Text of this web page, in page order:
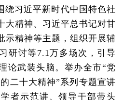
绕习近平新时代中国特色社
大精神、习近平总书记对甘
示精神等主题，组织开展辅
研讨等7.1万多场次，引导
论武装头脑。举办全市“党
二十大精神”系列专题宣讲
者示范讲、领导干部带头